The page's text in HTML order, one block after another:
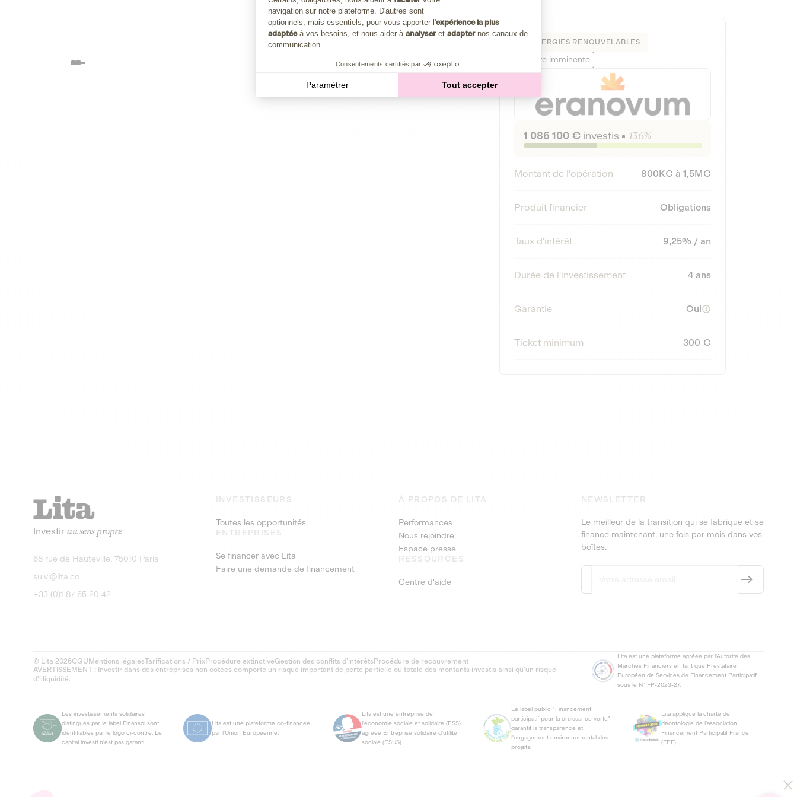
ÉNERGIES RENOUVELABLES
Clôture imminente
1 086 100 € investis 136%
Montant de l'opération 800K€ à 1,5M€
Produit financier Obligations
Taux d'intérêt 9,25% / an
Durée de l'investissement 4 ans
Garantie Oui
Ticket minimum 300 €
Investir au sens propre
68 rue de Hauteville, 75010 Paris
suivi@lita.co
+33 (0)1 87 65 20 42
INVESTISSEURS
Toutes les opportunités
ENTREPRISES
Se financer avec Lita
Faire une demande de financement
À PROPOS DE LITA
Performances
Nous rejoindre
Espace presse
RESSOURCES
Centre d'aide
NEWSLETTER
Le meilleur de la transition qui se fabrique et se
finance maintenant, une fois par mois dans vos
boîtes.
© Lita 2026CGU Mentions légalesTarifications / PrixProcédure extinctiveGestion des conflits d’intérêtsProcédure de recouvrement
AVERTISSEMENT : Investir dans des entreprises non cotées comporte un risque important de perte partielle ou totale des montants investis ainsi qu'un risque
d'illiquidité.
Lita est une plateforme agréée par l'Autorité des
Marchés Financiers en tant que Prestataire
Européen de Services de Financement Participatif
sous le N° FP-2023-27.
Les investissements solidaires
distingués par le label Finansol sont
identifiables par le logo ci-contre. Le
capital investi n'est pas garanti.
Lita est une plateforme co-financée
par l'Union Européenne.
Lita est une entreprise de
l'économie sociale et solidaire (ESS)
agréée Entreprise solidaire d'utilité
sociale (ESUS).
Le label public "Financement
participatif pour la croissance verte"
garantit la transparence et
l'engagement environnemental des
projets.
Lita applique la charte de
déontologie de l'association
Financement Participatif France
(FPF).
navigation sur notre plateforme. D'autres sont
optionnels, mais essentiels, pour vous apporter l'expérience la plus
adaptéeà vos besoins, et nous aider à analyseret adapternos canaux de
communication.
Consentements certifiés par
Paramétrer Tout accepter
Axeptio consent